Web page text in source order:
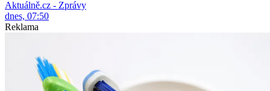
Aktuálně.cz - Zprávy
dnes, 07:50
Reklama